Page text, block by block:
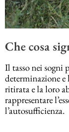
Che cosa
Il tasso nei sogni
determinazione
ritirata e la loro
rappresentare
l’autosufficienza.